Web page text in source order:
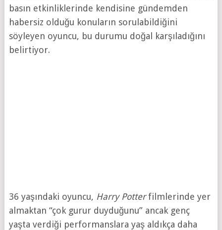
basın etkinliklerinde kendisine gündemden
habersiz olduğu konuların sorulabildiğini
söyleyen oyuncu, bu durumu doğal karşıladığını
belirtiyor.
36 yaşındaki oyuncu, Harry Potterfilmlerinde yer
almaktan “çok gurur duyduğunu” ancak genç
yaşta verdiği performanslara yaş aldıkça daha